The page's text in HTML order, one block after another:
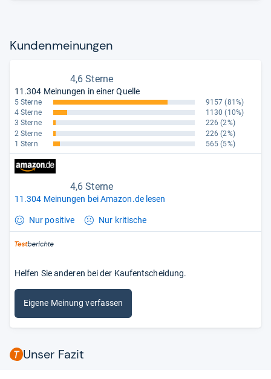
Kun­den­mei­nun­gen
4,6 Sterne
11.304 Meinungen in einer Quelle
5 Sterne 9157 (81%)
4 Sterne
1130 (10%)
3 Sterne
226 (2%)
2 Sterne
226 (2%)
1 Stern
565 (5%)
4,6 Sterne
11.304 Meinungen bei Amazon.de lesen
Nur positive Nur kritische
Helfen Sie anderen bei der Kaufentscheidung.
Eigene Meinung verfassen
Unser Fazit